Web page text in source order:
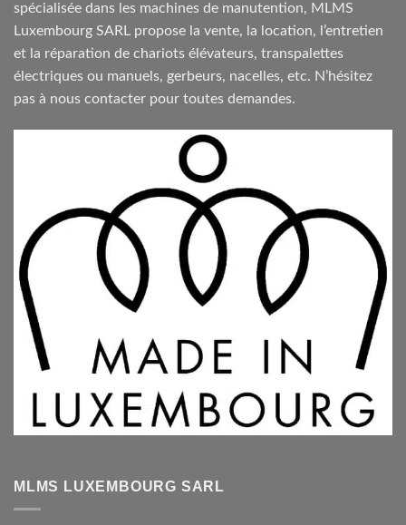
spécialisée dans les machines de manutention, MLMS
Luxembourg SARL propose la vente, la location, l’entretien
et la réparation de chariots élévateurs, transpalettes
électriques ou manuels, gerbeurs, nacelles, etc. N’hésitez
pas à nous contacter pour toutes demandes.
MLMS LUXEMBOURG SARL